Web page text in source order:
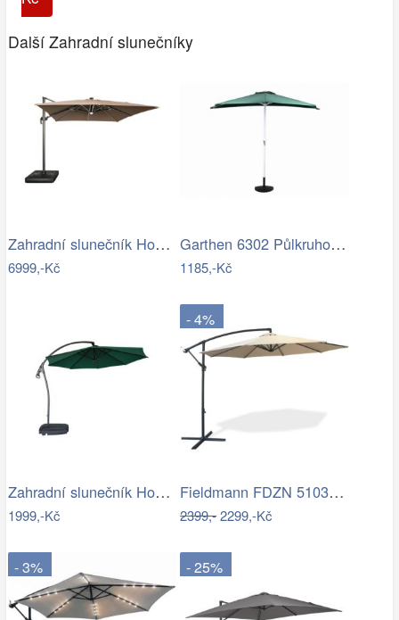
Další Zahradní slunečníky
Zahradní slunečník Houseland Vexon s…
6999,-Kč
Garthen 6302 Půlkruhový zahradní…
1185,-Kč
Zahradní slunečník Houseland Vortexa…
1999,-Kč
- 4%
Fieldmann FDZN 5103 boční slunečník,…
2399,-2299,-Kč
- 3% - 25%